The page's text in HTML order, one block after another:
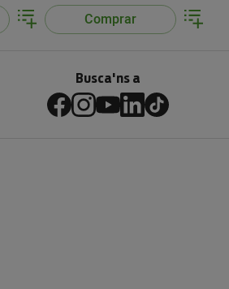
Comprar
Busca'ns a